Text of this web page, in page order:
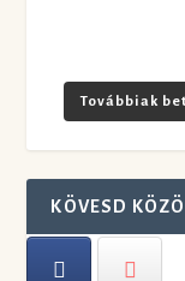
Továbbiak
KÖVESD